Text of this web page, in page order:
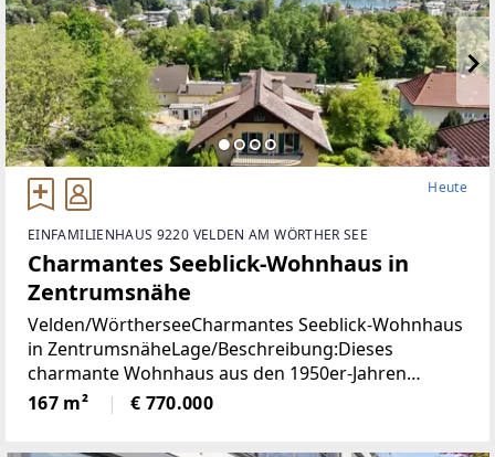
Heute
EINFAMILIENHAUS 9220 VELDEN AM WÖRTHER SEE
Charmantes Seeblick-Wohnhaus in
Zentrumsnähe
Velden/WörtherseeCharmantes Seeblick-Wohnhaus
in ZentrumsnäheLage/Beschreibung:Dieses
charmante Wohnhaus aus den 1950er-Jahren
vereint eine hervorragende Aussichtslage mit viel
Potenzial zur Verwirklichung individueller
167 m² € 770.000